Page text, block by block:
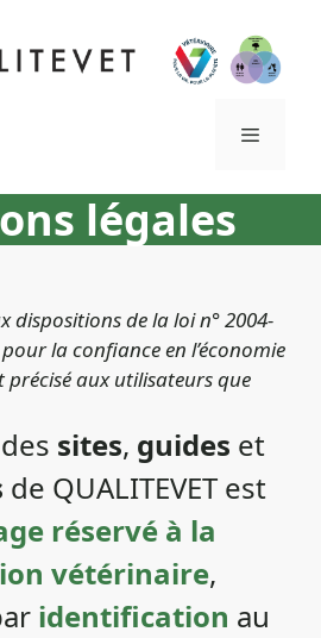
légales
dispositions de la loi n° 2004-
la confiance en l’économie
précisé aux utilisateurs que
sites, guides et
de QUALITEVET est
réservé à la
vétérinaire,
identification au